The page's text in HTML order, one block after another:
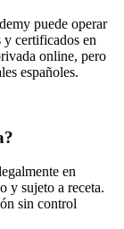
puede operar
y certificados en
online, pero
españoles.
en
y sujeto a receta.
sin control